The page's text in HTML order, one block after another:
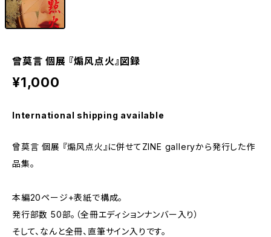
曾莫言 個展 『煽风点火』図録
¥1,000
International shipping available
曾莫言 個展 『煽风点火』に併せてZINE galleryから発行した作
品集。
本編20ページ+表紙で構成。
発行部数 50部。（全冊エディションナンバー入り）
そして、なんと全冊、直筆サイン入りです。